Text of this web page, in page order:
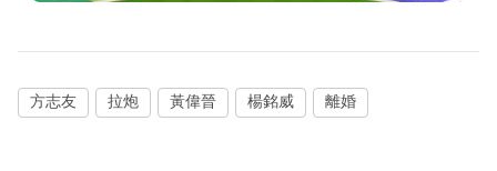
方志友 拉炮 黃偉晉 楊銘威 離婚